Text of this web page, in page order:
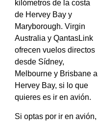
kilómetros de la costa
de Hervey Bay y
Maryborough. Virgin
Australia y QantasLink
ofrecen vuelos directos
desde Sídney,
Melbourne y Brisbane a
Hervey Bay, si lo que
quieres es ir en avión.
Si optas por ir en avión,